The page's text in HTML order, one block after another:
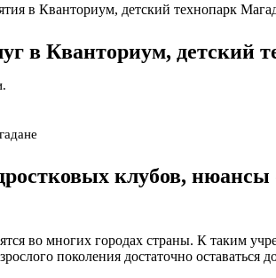
в Кванториум, детский технопарк
в Кванториум, детский
клубов,
во многих городах страны. К таким
поколения достаточно оставаться